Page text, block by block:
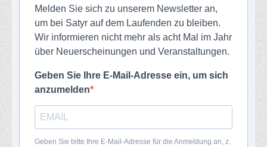
Melden Sie sich zu unserem Newsletter an,
um bei Satyr auf dem Laufenden zu bleiben.
Wir informieren nicht mehr als acht Mal im Jahr
über Neuerscheinungen und Veranstaltungen.
Geben Sie Ihre E-Mail-Adresse ein, um sich
anzumelden
Geben Sie bitte Ihre E-Mail-Adresse für die Anmeldung an, z.